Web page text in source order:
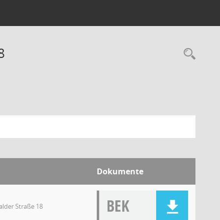
Dokumente
Straße 18 BEK